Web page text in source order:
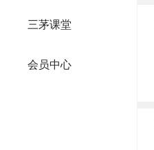
三茅课堂
会员中心